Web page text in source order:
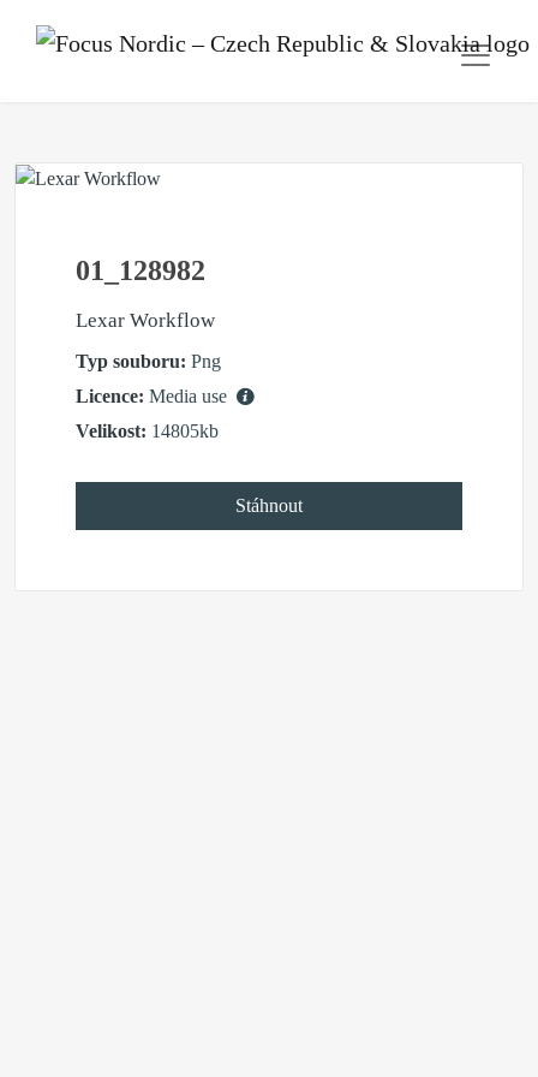
01_128982
Lexar Workflow
Typ souboru: Png
Licence: Media use
Velikost: 14805kb
Stáhnout